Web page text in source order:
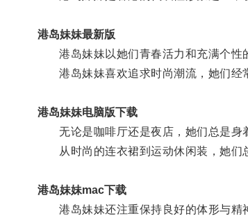
港岛妹妹最新版
港岛妹妹以她们青春活力和充满个性
港岛妹妹喜欢追求时尚潮流，她们经
港岛妹妹电脑版下载
无论是咖啡厅还是夜店，她们总是身
从时尚的连衣裙到运动休闲装，她们
港岛妹妹mac下载
港岛妹妹还注重保持良好的体形与精